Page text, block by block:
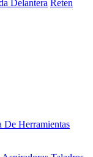
Delantera Reten
De Herramientas